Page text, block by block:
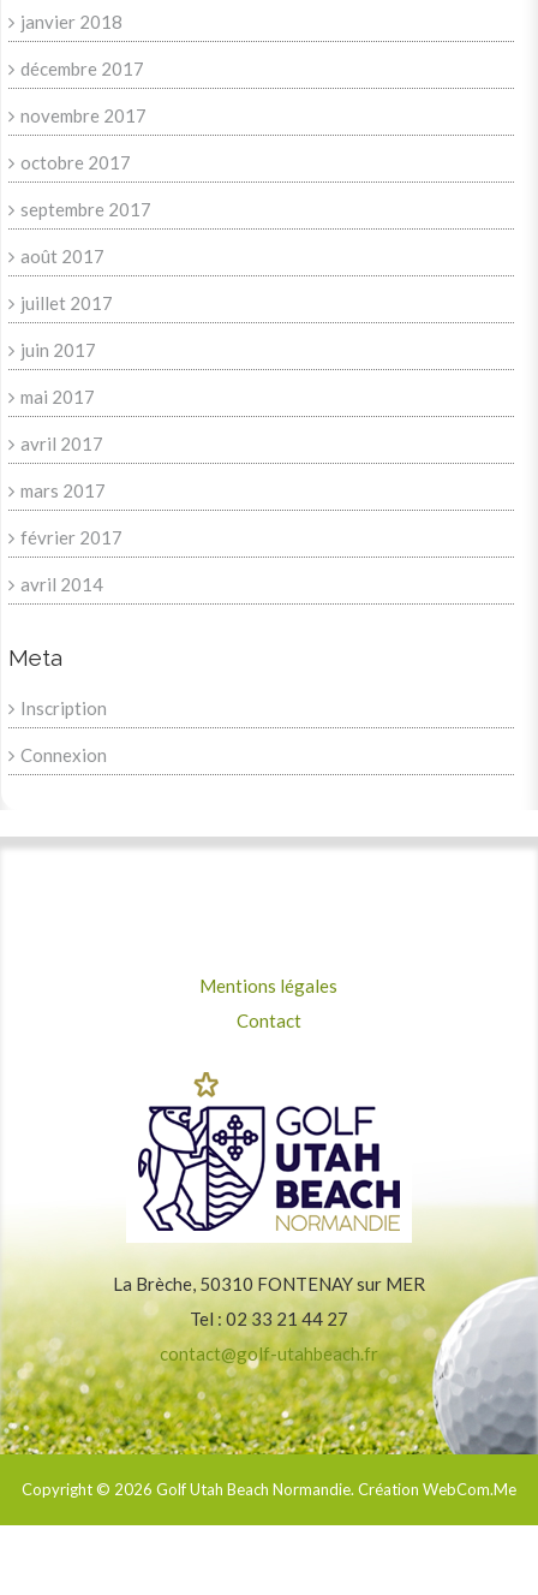
janvier 2018
décembre 2017
novembre 2017
octobre 2017
septembre 2017
août 2017
juillet 2017
juin 2017
mai 2017
avril 2017
mars 2017
février 2017
avril 2014
Meta
Inscription
Connexion
Mentions légales
Contact
La Brèche, 50310 FONTENAY sur MER
Tel : 02 33 21 44 27
contact@golf-utahbeach.fr
Copyright © 2026 Golf Utah Beach Normandie. Création WebCom.Me